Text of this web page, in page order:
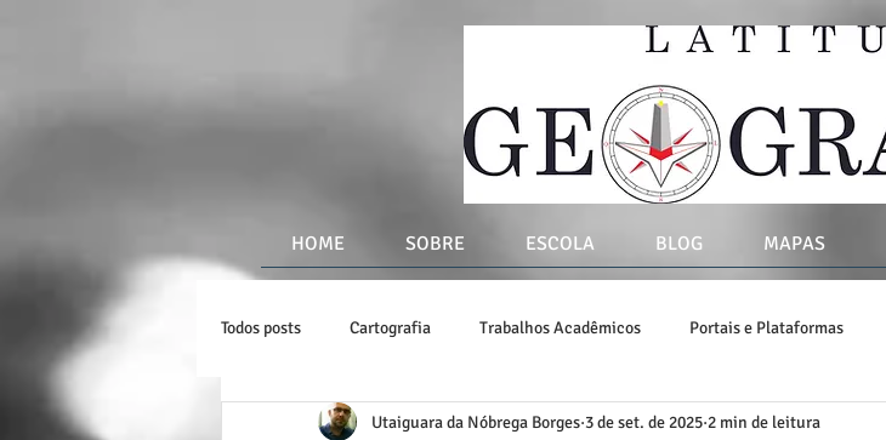
HOME SOBRE ESCOLA BLOG MAPAS
Todos posts Cartografia Trabalhos Acadêmicos Portais e Plataformas
Mapas Históricos e Modernos Livros SIG
Utaiguara da Nóbrega Borges 3 de set. de 2025 2 min de leitura